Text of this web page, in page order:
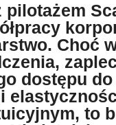
Choć
dostępu
to